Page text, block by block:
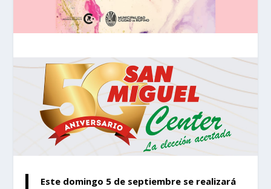
Este domingo 5 de septiembre se realizará